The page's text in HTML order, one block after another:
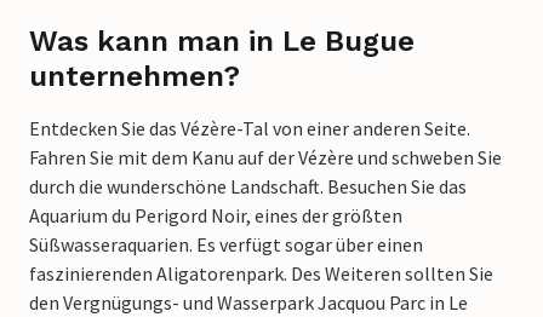
Was kann man in Le Bugue
unternehmen?
Entdecken Sie das Vézère-Tal von einer anderen Seite.
Fahren Sie mit dem Kanu auf der Vézère und schweben Sie
durch die wunderschöne Landschaft. Besuchen Sie das
Aquarium du Perigord Noir, eines der größten
Süßwasseraquarien. Es verfügt sogar über einen
faszinierenden Aligatorenpark. Des Weiteren sollten Sie
den Vergnügungs- und Wasserpark Jacquou Parc in Le